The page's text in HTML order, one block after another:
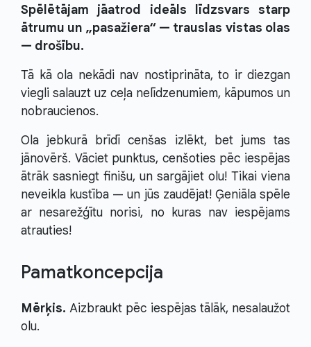
Spēlētājam jāatrod ideāls līdzsvars starp
ātrumu un „pasažiera“ — trauslas vistas olas
— drošību.
Tā kā ola nekādi nav nostiprināta, to ir diezgan
viegli salauzt uz ceļa nelīdzenumiem, kāpumos un
nobraucienos.
Ola jebkurā brīdī cenšas izlēkt, bet jums tas
jānovērš. Vāciet punktus, cenšoties pēc iespējas
ātrāk sasniegt finišu, un sargājiet olu! Tikai viena
neveikla kustība — un jūs zaudējat! Ģeniāla spēle
ar nesarežģītu norisi, no kuras nav iespējams
atrauties!
Pamatkoncepcija
Mērķis. Aizbraukt pēc iespējas tālāk, nesalaužot
olu.